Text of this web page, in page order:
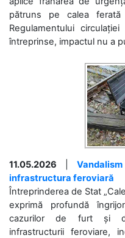
pătruns pe calea ferată
Regulamentului
întreprinse, impactul nu a
11.05.2026
infrastructura feroviară
Întreprinderea de Stat
exprimă profundă
cazurilor de furt și
infrastructurii feroviare,